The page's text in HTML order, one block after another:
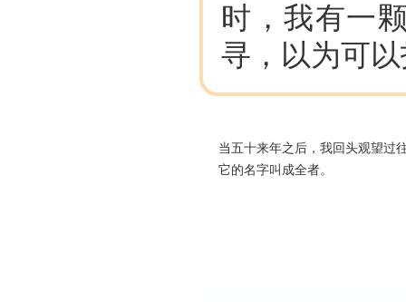
时，我有一
寻，以为可
当五十来年之后，我回头观望过
它的名字叫成全者。